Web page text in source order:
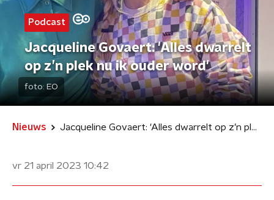
Podcast
Jacqueline Govaert: 'Alles dwarrelt
op z’n plek nu ik ouder word'
foto: EO
Nieuws Jacqueline Govaert: 'Alles dwarrelt op z’n plek nu ik ouder word'
vr 21 april 2023 10:42